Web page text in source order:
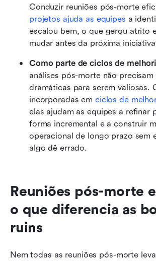
projetos ajuda as equipes a
escalou bem, o que gerou atrito
mudar antes da próxima
Como parte de ciclos de
análises pós-morte não precisam
dramáticas para serem valiosas.
incorporadas em ciclos de
elas ajudam as equipes a refinar
forma incremental e a construir
operacional de longo prazo sem
algo dê errado.
Reuniões pós-morte
o que diferencia as
ruins
Nem todas as reuniões pós-morte